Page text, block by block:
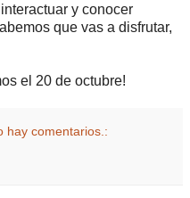
y conocer
que vas a disfrutar,
el 20 de octubre!
hay comentarios.: